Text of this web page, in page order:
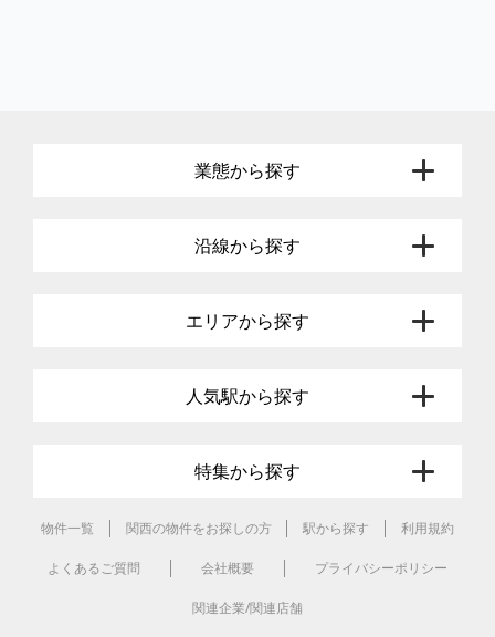
業態から探す
沿線から探す
エリアから探す
人気駅から探す
特集から探す
物件一覧 関西の物件をお探しの方 駅から探す 利用規約
よくあるご質問 会社概要 プライバシーポリシー
関連企業/関連店舗